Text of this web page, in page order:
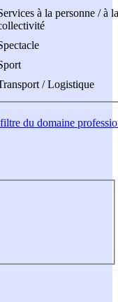
à la personne / à la
/ Logistique
du domaine